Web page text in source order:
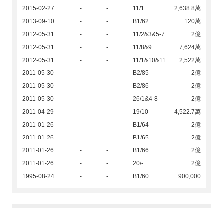
2015-02-27
- - 11/1
2,638.8萬
2013-09-10
- - B1/62
120萬
2012-05-31
- - 11/2&3&5-7
2億
2012-05-31
- - 11/8&9
7,624萬
2012-05-31
- - 11/1&10&11
2,522萬
2011-05-30
- - B2/85
2億
2011-05-30
- - B2/86
2億
2011-05-30
- - 26/1&4-8
2億
2011-04-29
- - 19/10
4,522.7萬
2011-01-26
- - B1/64
2億
2011-01-26
- - B1/65
2億
2011-01-26
- - B1/66
2億
2011-01-26
- - 20/-
2億
1995-08-24
- - B1/60 900,000